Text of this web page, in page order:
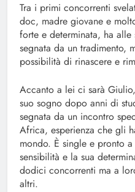
Tra i primi concorrenti
doc, madre giovane e
forte e determinata, ha
segnata da un tradimento,
possibilità di rinascere e
Accanto a lei ci sarà
suo sogno dopo anni di
segnata da un incontro
Africa, esperienza che gli
mondo. È single e pronto
sensibilità e la sua
dodici concorrenti ma a
altri.